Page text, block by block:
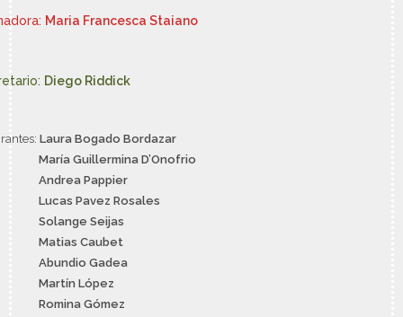
Maria Francesca Staiano
Diego Riddick
Laura Bogado Bordazar
María Guillermina D’Onofrio
Andrea Pappier
Lucas Pavez Rosales
Solange Seijas
Matias Caubet
Abundio Gadea
Martín López
Romina Gómez